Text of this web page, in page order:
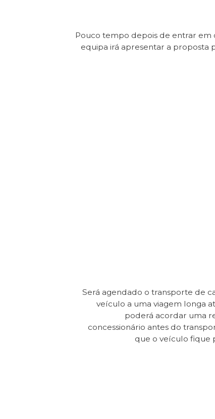
Pouco tempo depois de entrar em
equipa irá apresentar a proposta
Será agendado o transporte de
veículo a uma viagem longa
poderá acordar uma
concessionário antes do
que o veículo fique